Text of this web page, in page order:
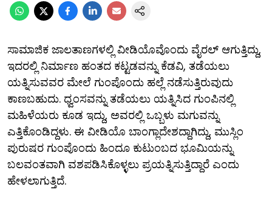
ಸಾಮಾಜಿಕ ಜಾಲತಾಣಗಳಲ್ಲಿ ವೀಡಿಯೊವೊಂದು ವೈರಲ್ ಆಗುತ್ತಿದ್ದು,
ಇದರಲ್ಲಿ ನಿರ್ಮಾಣ ಹಂತದ ಕಟ್ಟಡವನ್ನು ಕೆಡವಿ, ತಡೆಯಲು
ಯತ್ನಿಸುವವರ ಮೇಲೆ ಗುಂಪೊಂದು ಹಲ್ಲೆ ನಡೆಸುತ್ತಿರುವುದು
ಕಾಣಬಹುದು. ಧ್ವಂಸವನ್ನು ತಡೆಯಲು ಯತ್ನಿಸಿದ ಗುಂಪಿನಲ್ಲಿ
ಮಹಿಳೆಯರು ಕೂಡ ಇದ್ದು, ಅವರಲ್ಲಿ ಒಬ್ಬಳು ಮಗುವನ್ನು
ಎತ್ತಿಕೊಂಡಿದ್ದಳು. ಈ ವೀಡಿಯೊ ಬಾಂಗ್ಲಾದೇಶದ್ದಾಗಿದ್ದು, ಮುಸ್ಲಿಂ
ಪುರುಷರ ಗುಂಪೊಂದು ಹಿಂದೂ ಕುಟುಂಬದ ಭೂಮಿಯನ್ನು
ಬಲವಂತವಾಗಿ ವಶಪಡಿಸಿಕೊಳ್ಳಲು ಪ್ರಯತ್ನಿಸುತ್ತಿದ್ದಾರೆ ಎಂದು
ಹೇಳಲಾಗುತ್ತಿದೆ.